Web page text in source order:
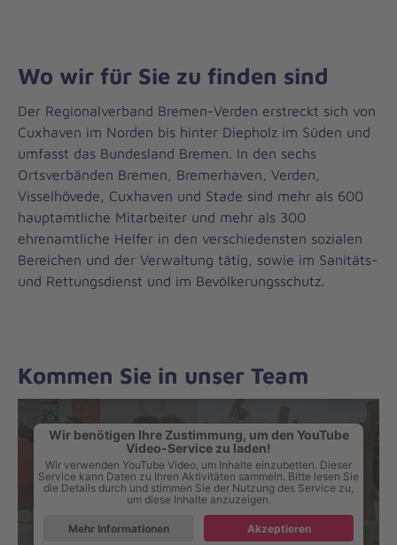
Wo wir für Sie zu finden sind
Der Regionalverband Bremen-Verden erstreckt sich von
Cuxhaven im Norden bis hinter Diepholz im Süden und
umfasst das Bundesland Bremen. In den sechs
Ortsverbänden Bremen, Bremerhaven, Verden,
Visselhövede, Cuxhaven und Stade sind mehr als 600
hauptamtliche Mitarbeiter und mehr als 300
ehrenamtliche Helfer in den verschiedensten sozialen
Bereichen und der Verwaltung tätig, sowie im Sanitäts-
und Rettungsdienst und im Bevölkerungsschutz.
Kommen Sie in unser Team
Wir benötigen Ihre Zustimmung, um den YouTube
Video-Service zu laden!
Wir verwenden YouTube Video, um Inhalte einzubetten. Dieser
Service kann Daten zu Ihren Aktivitäten sammeln. Bitte lesen Sie
die Details durch und stimmen Sie der Nutzung des Service zu,
um diese Inhalte anzuzeigen.
Mehr Informationen Akzeptieren